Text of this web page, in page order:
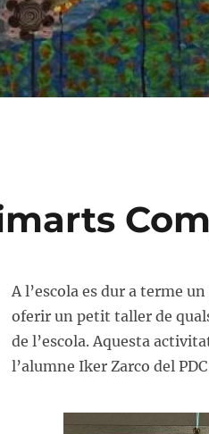
A l’escola es dur a terme
oferir un petit taller de
de l’escola. Aquesta
l’alumne Iker Zarco del